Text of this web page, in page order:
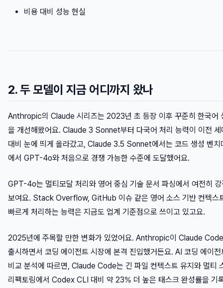
비용 대비 성능 현실
2. 두 모델이 지금 어디까지 왔나
Anthropic의 Claude 시리즈는 2023년 초 등장 이후 꾸준히 한국어
을 개선해왔어요. Claude 3 Sonnet부터 다국어 처리 능력이 이전 세
대비 눈에 띄게 올라갔고, Claude 3.5 Sonnet에서는 코드 생성 벤치
에서 GPT-4o와 처음으로 경쟁 가능한 수준에 도달했어요.
GPT-4o는 멀티모달 처리와 영어 중심 기술 문서 파싱에서 여전히 강
보여요. Stack Overflow, GitHub 이슈 같은 영어 소스 기반 컨텍스
빠르게 처리하는 능력은 지금도 업계 기준점으로 쓰이고 있고요.
2025년에 주목할 만한 변화가 있었어요. Anthropic이 Claude
출시하면서 코딩 에이전트 시장에 본격 진입했거든요. AI 코딩 에이전
비교 분석에 따르면, Claude Code는 긴 파일 컨텍스트 유지와 멀티
리팩토링에서 Codex CLI 대비 약 23% 더 높은 태스크 완성률을 기